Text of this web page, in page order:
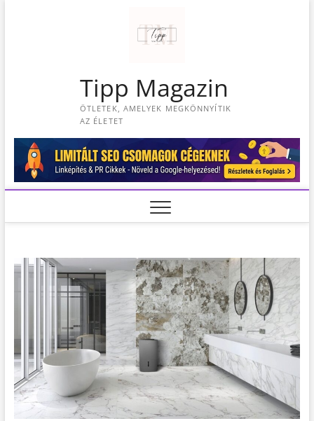
t
Tipp Magazin
ÖTLETEK, AMELYEK MEGKÖNNYÍTIK
AZ ÉLETET